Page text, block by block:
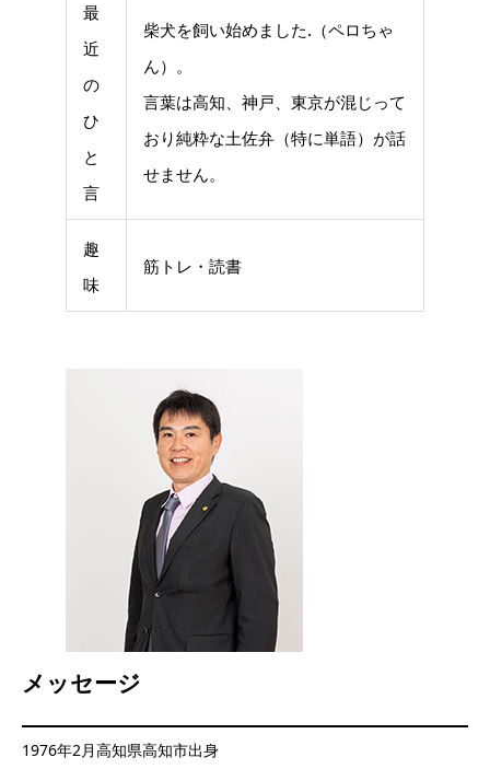
最
近
の
ひ
と
言
柴犬を飼い始めました.（ペロちゃ
ん）。
言葉は高知、神戸、東京が混じって
おり純粋な土佐弁（特に単語）が話
せません。
趣
味
筋トレ・読書
メッセージ
1976年2月高知県高知市出身